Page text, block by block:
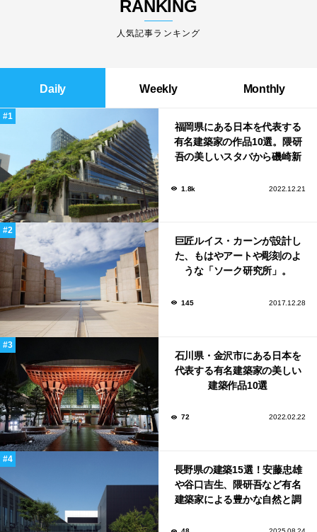
RANKING
人気記事ランキング
Daily Weekly Monthly
福岡県にある日本を代表する
有名建築家の作品10選。隈研
吾の美しいスタバから磯崎新
1.8k 2022.12.21
巨匠ルイス・カーンが設計し
た、もはやアートや彫刻のよ
うな「ソーク研究所」。
145 2017.12.28
石川県・金沢市にある日本を
代表する有名建築家の美しい
建築作品10選
72 2022.02.22
長野県の建築15選！安藤忠雄
や谷口吉生、隈研吾など有名
建築家による豊かな自然と調